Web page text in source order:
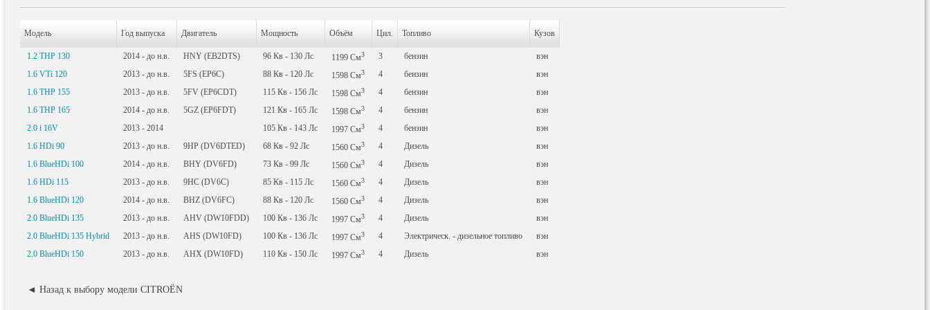
Модель Год выпуска Двигатель Мощность Объём Цил. Топливо Кузов
1.2 THP 130 2014 - до н.в. HNY (EB2DTS) 96 Кв - 130 Лс 1199 См3 3 бензин
вэн
1.6 VTi 120
2013 - до н.в. 5FS (EP6C) 88 Кв - 120 Лс 1598 См3 4 бензин
вэн
1.6 THP 155
2013 - до н.в. 5FV (EP6CDT) 115 Кв - 156 Лс 1598 См3 4 бензин
вэн
1.6 THP 165
2014 - до н.в. 5GZ (EP6FDT) 121 Кв - 165 Лс 1598 См3 4 бензин
вэн
2.0 i 16V
2013 - 2014 105 Кв - 143 Лс 1997 См3 4 бензин
вэн
1.6 HDi 90
2013 - до н.в. 9HP (DV6DTED) 68 Кв - 92 Лс 1560 См3 4 Дизель
вэн
1.6 BlueHDi 100
2014 - до н.в. BHY (DV6FD) 73 Кв - 99 Лс 1560 См3 4 Дизель
вэн
1.6 HDi 115
2013 - до н.в. 9HC (DV6C) 85 Кв - 115 Лс 1560 См3 4 Дизель
вэн
1.6 BlueHDi 120
2014 - до н.в. BHZ (DV6FC) 88 Кв - 120 Лс 1560 См3 4 Дизель
вэн
2.0 BlueHDi 135
2013 - до н.в. AHV (DW10FDD) 100 Кв - 136 Лс 1997 См3 4 Дизель
вэн
2.0 BlueHDi 135 Hybrid
2013 - до н.в. AHS (DW10FD) 100 Кв - 136 Лс 1997 См3 4 Электрическ. - дизельное топливо
вэн
2.0 BlueHDi 150
2013 - до н.в. AHX (DW10FD) 110 Кв - 150 Лс 1997 См3 4 Дизель вэн
◄ Назад к выбору модели CITROËN